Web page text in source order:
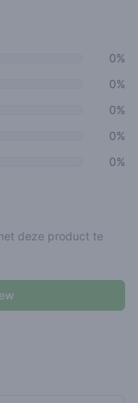
0%
0%
0%
0%
0%
deze product te